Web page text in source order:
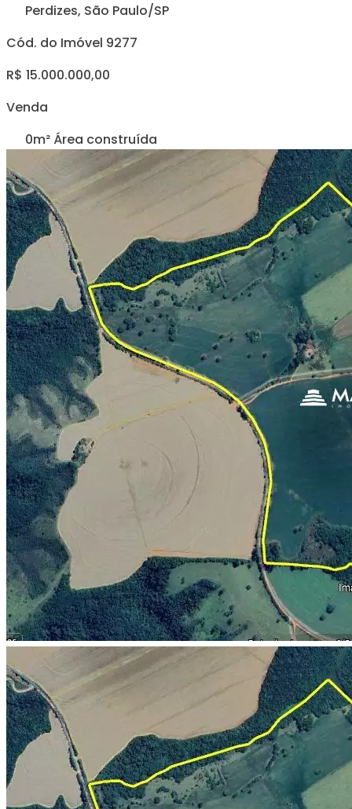
Perdizes, São Paulo/SP
Cód. do Imóvel 9277
R$ 15.000.000,00
Venda
0m² Área construída